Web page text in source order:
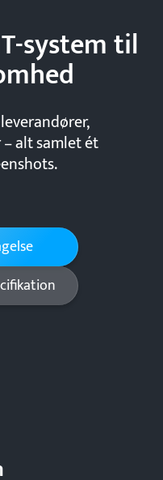
system til
alt samlet ét